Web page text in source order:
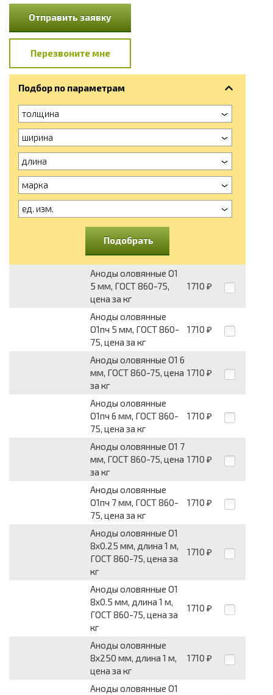
Отправить заявку
Перезвоните мне
Подбор по параметрам
толщина
ширина
длина
марка
ед. изм.
Подобрать
Аноды оловянные О1
5 мм, ГОСТ 860-75,
цена за кг
1710 ₽
Аноды оловянные
О1пч 5 мм, ГОСТ 860-
75, цена за кг
1710 ₽
Аноды оловянные О1 6
мм, ГОСТ 860-75, цена
за кг
1710 ₽
Аноды оловянные
О1пч 6 мм, ГОСТ 860-
75, цена за кг
1710 ₽
Аноды оловянные О1 7
мм, ГОСТ 860-75, цена
за кг
1710 ₽
Аноды оловянные
О1пч 7 мм, ГОСТ 860-
75, цена за кг
1710 ₽
Аноды оловянные О1
8x0.25 мм, длина 1 м,
ГОСТ 860-75, цена за
кг
1710 ₽
Аноды оловянные О1
8x0.5 мм, длина 1 м,
ГОСТ 860-75, цена за
кг
1710 ₽
Аноды оловянные
8x250 мм, длина 1 м,
цена за кг
1710 ₽
Аноды оловянные О1